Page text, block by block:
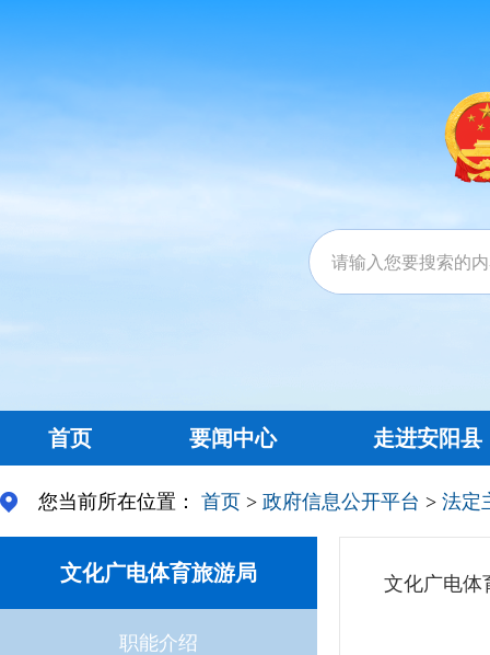
首页 要闻中心 走进安阳县
您当前所在位置： 首页 > 政府信息公开平台 > 法定
文化广电体育旅游局
职能介绍
文化广电体